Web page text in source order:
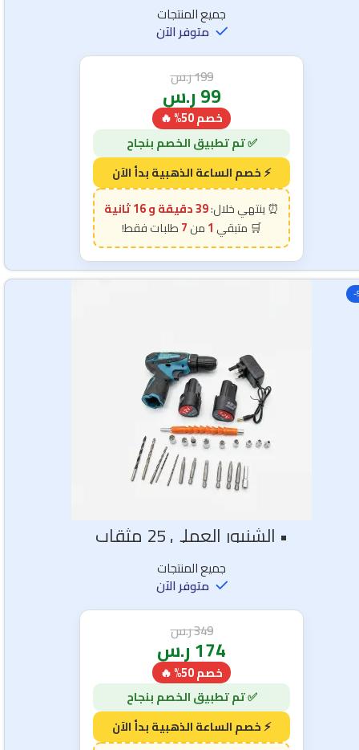
جميع المنتجات
متوفر الآن
199ر.س
99ر.س
خصم 50% 🔥
39 دقيقة و 15 ثانية
1
7
-
• الشنيور العملي 25 مثقاب
جميع المنتجات
متوفر الآن
349ر.س
174ر.س
خصم 50% 🔥